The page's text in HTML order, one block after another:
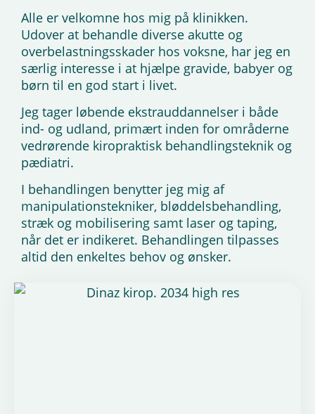
Alle er velkomne hos mig på klinikken.
Udover at behandle diverse akutte og
overbelastningsskader hos voksne, har jeg en
særlig interesse i at hjælpe gravide, babyer og
børn til en god start i livet.
Jeg tager løbende ekstrauddannelser i både
ind- og udland, primært inden for områderne
vedrørende kiropraktisk behandlingsteknik og
pædiatri.
I behandlingen benytter jeg mig af
manipulationstekniker, bløddelsbehandling,
stræk og mobilisering samt laser og taping,
når det er indikeret. Behandlingen tilpasses
altid den enkeltes behov og ønsker.